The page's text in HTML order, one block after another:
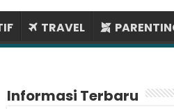
TRAVEL
Informasi Terbaru